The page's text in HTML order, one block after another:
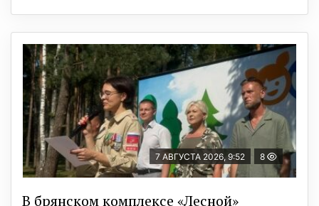
7 АВГУСТА 2026, 9:52 8
В брянском комплексе «Лесной»